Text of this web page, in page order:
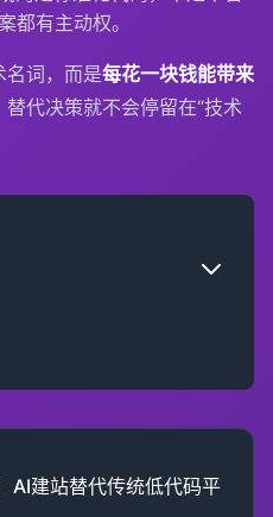
都有主动权。
名词，而是每花一块钱能带来
代决策就不会停留在“技术
AI建站替代传统低代码平